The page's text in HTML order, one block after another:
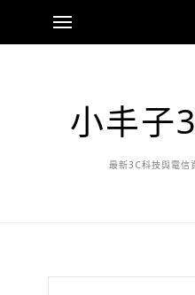
小丰子
最新3C科技與電信